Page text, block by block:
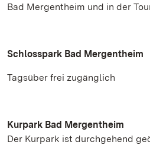
Bad Mergentheim und in der
Schlosspark Bad Mergentheim
Tagsüber frei zugänglich
Kurpark Bad Mergentheim
Der Kurpark ist durchgehend